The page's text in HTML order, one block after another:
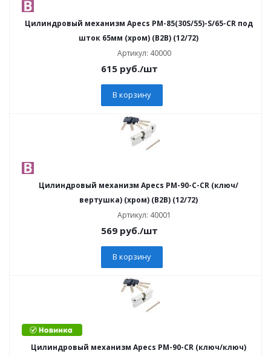
Цилиндровый механизм Apecs PM-85(30S/55)-S/65-CR под
шток 65мм (хром) (B2B) (12/72)
Артикул: 40000
615 руб./шт
В корзину
Цилиндровый механизм Apecs PM-90-C-CR (ключ/
вертушка) (хром) (B2B) (12/72)
Артикул: 40001
569 руб./шт
В корзину
Цилиндровый механизм Apecs PM-90-CR (ключ/ключ)